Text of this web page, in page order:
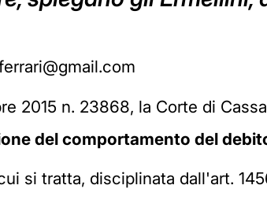
2015 n. 23868, la Corte di
del comportamento del
si tratta, disciplinata dall'art.